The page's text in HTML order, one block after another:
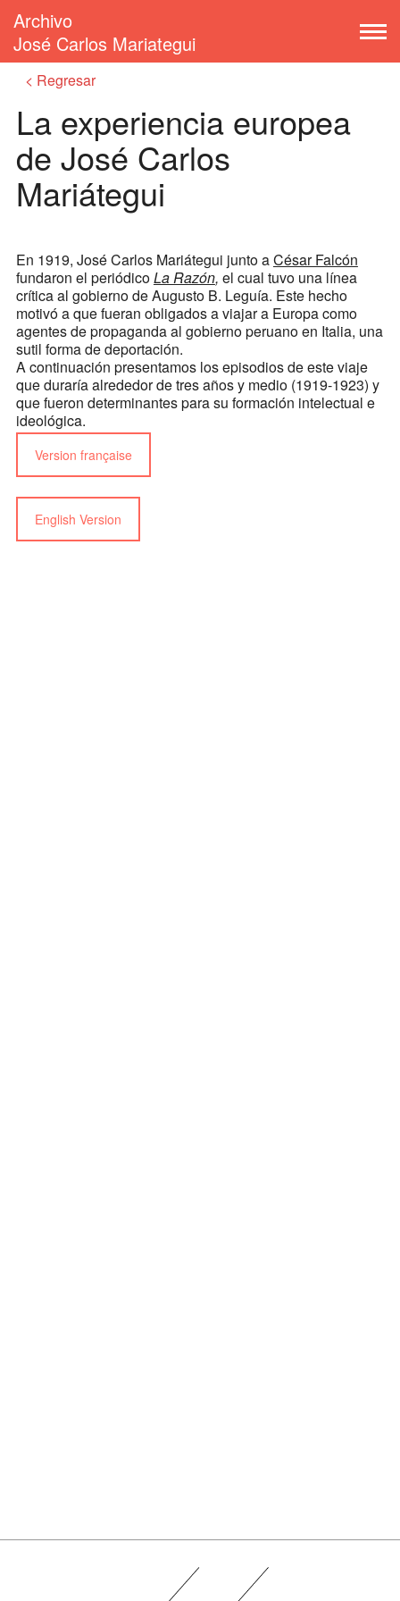
Archivo
José Carlos Mariategui
Regresar
La experiencia europea
de José Carlos
Mariátegui
En 1919, José Carlos Mariátegui junto aCésar Falcón
fundaron el periódicoLa Razón, el cual tuvo una línea
crítica al gobierno de Augusto B. Leguía. Este hecho
motivó a que fueran obligados a viajar a Europa como
agentes de propaganda al gobierno peruano en Italia, una
sutil forma de deportación.
A continuación presentamos los episodios de este viaje
que duraría alrededor de tres años y medio (1919-1923) y
que fueron determinantes para su formación intelectual e
ideológica.
Version française
English Version